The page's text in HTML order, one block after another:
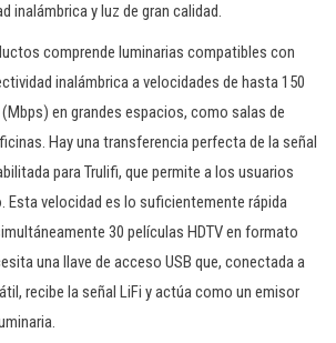
inalámbrica y luz de gran calidad.
comprende luminarias compatibles con
inalámbrica a velocidades de hasta 150
en grandes espacios, como salas de
Hay una transferencia perfecta de la señal
para Trulifi, que permite a los usuarios
Esta velocidad es lo suficientemente rápida
30 películas HDTV en formato
una llave de acceso USB que, conectada a
recibe la señal LiFi y actúa como un emisor